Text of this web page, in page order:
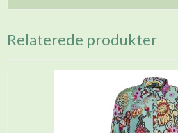
Relaterede produkter